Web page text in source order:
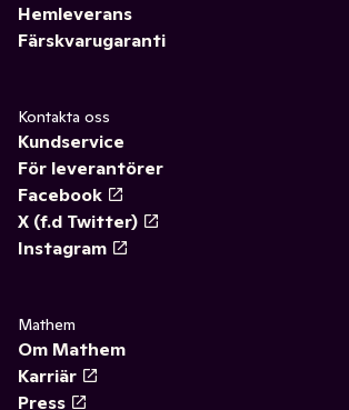
Hemleverans
Färskvarugaranti
Kontakta oss
Kundservice
För leverantörer
Facebook
X (f.d Twitter)
Instagram
Mathem
Om Mathem
Karriär
Press